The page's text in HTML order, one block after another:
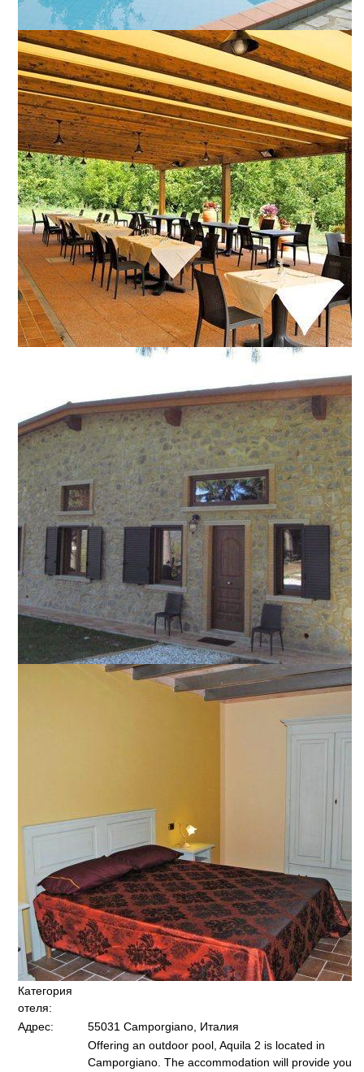
Категория
отеля:
Адрес:
55031 Camporgiano, Италия
Offering an outdoor pool, Aquila 2 is located in
Camporgiano. The accommodation will provide you